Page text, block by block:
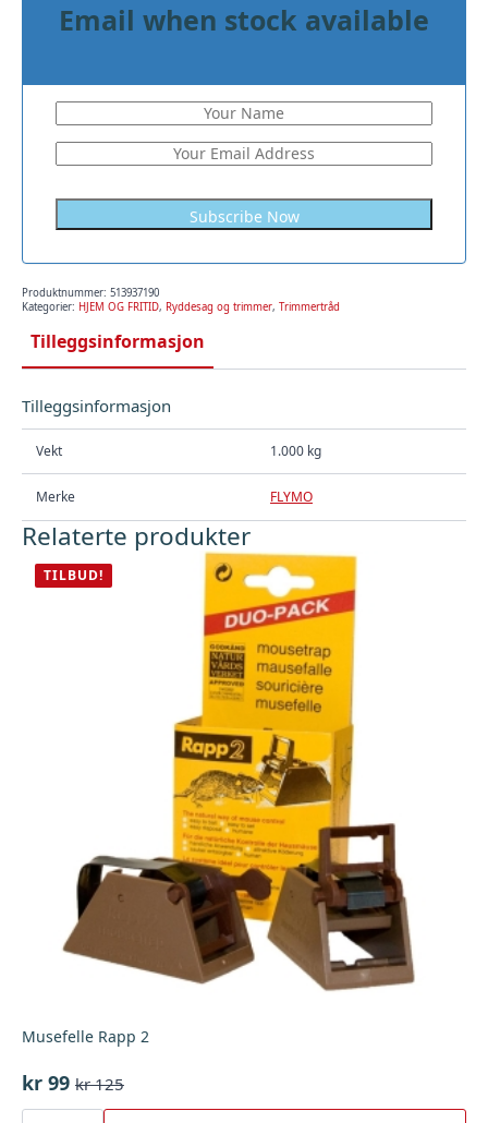
Email when stock available
Subscribe Now
Produktnummer: 513937190
Kategorier: HJEM OG FRITID, Ryddesag og trimmer, Trimmertråd
Tilleggsinformasjon
Tilleggsinformasjon
Vekt 1.000 kg
Merke FLYMO
Relaterte produkter
TILBUD!
Musefelle Rapp 2
kr125
Opprinnelig
pris
kr 99
Nåværende
pris
Musefelle